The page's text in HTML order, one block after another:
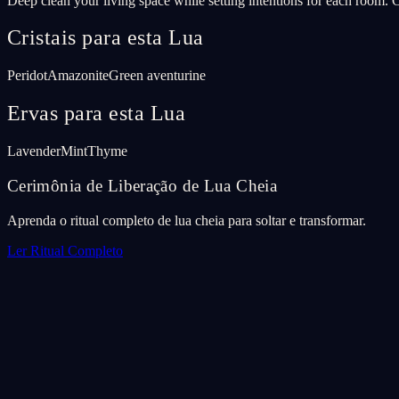
Cristais para esta Lua
PeridotAmazoniteGreen aventurine
Ervas para esta Lua
LavenderMintThyme
Cerimônia de Liberação de Lua Cheia
Aprenda o ritual completo de lua cheia para soltar e transformar.
Ler Ritual Completo